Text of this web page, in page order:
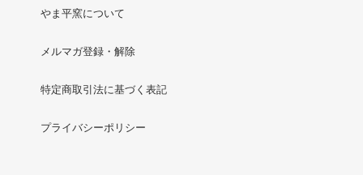
やま平窯について
メルマガ登録・解除
特定商取引法に基づく表記
プライバシーポリシー